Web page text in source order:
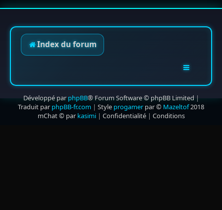
Index du forum
Développé parphpBB® Forum Software © phpBB Limited |
Traduit par phpBB-fr.com | Style progamerpar © Mazeltof2018
mChat © par kasimi| Confidentialité| Conditions